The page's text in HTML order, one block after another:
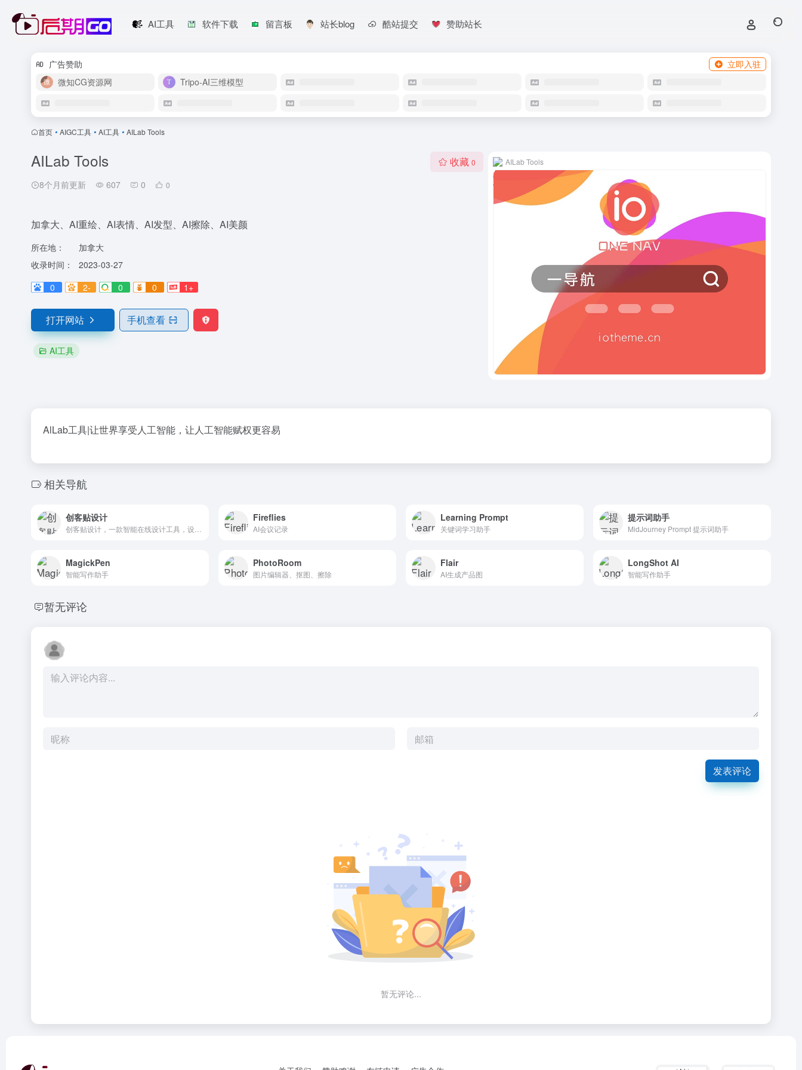
AI工具 软件下载 留言板 站长blog 酷站提交 赞助站长
广告赞助
立即入驻
微知CG资源网
Tripo-AI三维模型
首页 • AIGC工具 • AI工具 • AILab Tools
AILab Tools
8个月前更新 607 0 0
收藏 0
加拿大、AI重绘、AI表情、AI发型、AI擦除、AI美颜
所在地：
加拿大
收录时间：
2023-03-27
0
2- 0 0 1+
打开网站 手机查看
AI工具
AILab Tools
AlLab工具|让世界享受人工智能，让人工智能赋权更容易
相关导航
创客贴设计 Fireflies
AI会议记录
Learning Prompt
关键词学习助手
提示词助手
MidJourney Prompt 提示词助手
MagickPen
智能写作助手
PhotoRoom
图片编辑器、抠图、擦除
Flair
AI生成产品图
LongShot AI
智能写作助手
暂无评论
发表评论
暂无评论...